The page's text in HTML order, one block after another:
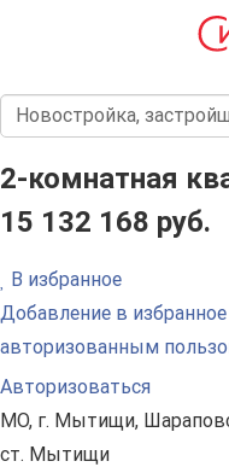
2-комнатная
15 132 168 руб.
В избранное
Добавление в
авторизованным
Авторизоваться
МО, г. Мытищи,
ст. Мытищи